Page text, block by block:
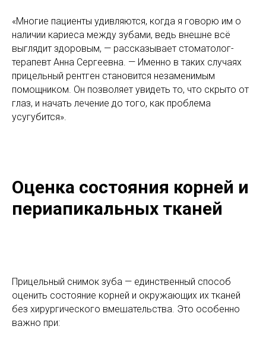
«Многие пациенты удивляются, когда я говорю им о
наличии кариеса между зубами, ведь внешне всё
выглядит здоровым, — рассказывает стоматолог-
терапевт Анна Сергеевна. — Именно в таких случаях
прицельный рентген становится незаменимым
помощником. Он позволяет увидеть то, что скрыто от
глаз, и начать лечение до того, как проблема
усугубится».
Оценка состояния корней и
периапикальных тканей
Прицельный снимок зуба — единственный способ
оценить состояние корней и окружающих их тканей
без хирургического вмешательства. Это особенно
важно при: